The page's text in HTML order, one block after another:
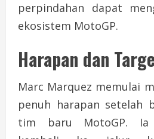
perpindahan dapat
ekosistem MotoGP.
Harapan dan
Marc Marquez memulai
penuh harapan setelah
tim baru MotoGP. Ia